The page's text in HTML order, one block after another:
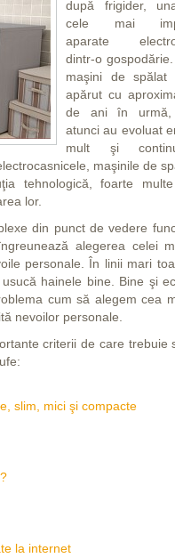
după frigider,
cele mai
aparate
dintr-o
maşini de spălat
apărut cu
de ani în
atunci au evoluat
mult şi
maşinile de
tehnologică, foarte
lor.
din punct de vedere
alegerea celei
personale. În linii mari
hainele bine. Bine şi
cum să alegem cea
nevoilor personale.
criterii de care trebuie
slim, mici şi compacte
la internet